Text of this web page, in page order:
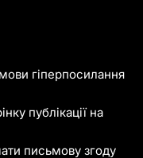
гіперпосилання
публікації на
письмову згоду